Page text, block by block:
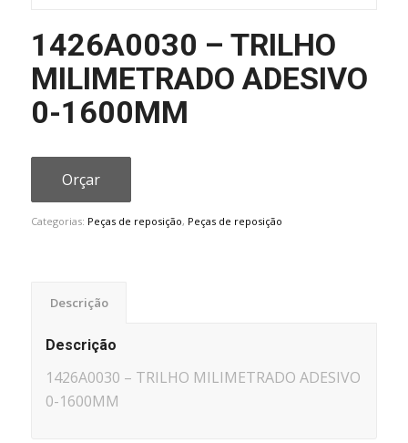
1426A0030 – TRILHO
MILIMETRADO ADESIVO
0-1600MM
Orçar
Categorias: Peças de reposição, Peças de reposição
Descrição
Descrição
1426A0030 – TRILHO MILIMETRADO ADESIVO
0-1600MM